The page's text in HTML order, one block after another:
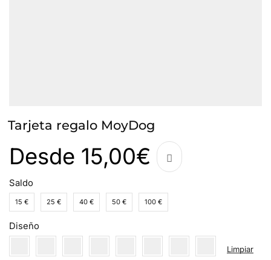
Tarjeta regalo MoyDog
Desde 15,00€
Saldo
15 € 25 € 40 € 50 € 100 €
Diseño
Limpiar